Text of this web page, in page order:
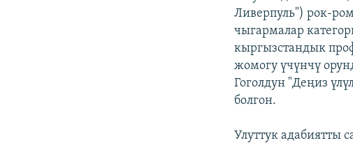
Ливерпуль") рок-
чыгармалар
кыргызстандык
жомогу үчүнчү
Гоголдун "Деңиз
болгон.
Улуттук адабиятты